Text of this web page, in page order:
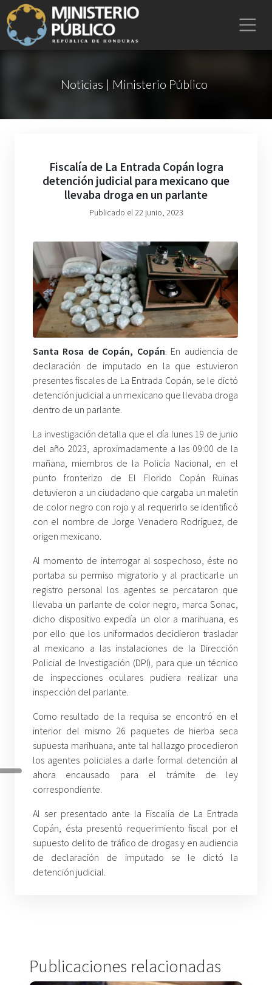
Noticias | Ministerio Público
Fiscalía de La Entrada Copán logra
detención judicial para mexicano que
llevaba droga en un parlante
Publicado el 22 junio, 2023
Santa Rosa de Copán, Copán. En audiencia de
declaración de imputado en la que estuvieron
presentes fiscales de La Entrada Copán, se le dictó
detención judicial a un mexicano que llevaba droga
dentro de un parlante.
La investigación detalla que el día lunes 19 de junio
del año 2023, aproximadamente a las 09:00 de la
mañana, miembros de la Policía Nacional, en el
punto fronterizo de El Florido Copán Ruinas
detuvieron a un ciudadano que cargaba un maletín
de color negro con rojo y al requerirlo se identificó
con el nombre de Jorge Venadero Rodríguez, de
origen mexicano.
Al momento de interrogar al sospechoso, éste no
portaba su permiso migratorio y al practicarle un
registro personal los agentes se percataron que
llevaba un parlante de color negro, marca Sonac,
dicho dispositivo expedía un olor a marihuana, es
por ello que los uniformados decidieron trasladar
al mexicano a las instalaciones de la Dirección
Policial de Investigación (DPI), para que un técnico
de inspecciones oculares pudiera realizar una
inspección del parlante.
Como resultado de la requisa se encontró en el
interior del mismo 26 paquetes de hierba seca
supuesta marihuana, ante tal hallazgo procedieron
los agentes policiales a darle formal detención al
ahora encausado para el trámite de ley
correspondiente.
Al ser presentado ante la Fiscalía de La Entrada
Copán, ésta presentó requerimiento fiscal por el
supuesto delito de tráfico de drogas y en audiencia
de declaración de imputado se le dictó la
detención judicial.
Publicaciones relacionadas